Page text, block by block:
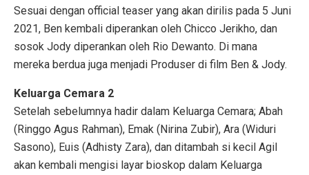
Sesuai dengan official teaser yang akan dirilis pada 5 Juni
2021, Ben kembali diperankan oleh Chicco Jerikho, dan
sosok Jody diperankan oleh Rio Dewanto. Di mana
mereka berdua juga menjadi Produser di film Ben & Jody.
Keluarga Cemara 2
Setelah sebelumnya hadir dalam Keluarga Cemara; Abah
(Ringgo Agus Rahman), Emak (Nirina Zubir), Ara (Widuri
Sasono), Euis (Adhisty Zara), dan ditambah si kecil Agil
akan kembali mengisi layar bioskop dalam Keluarga